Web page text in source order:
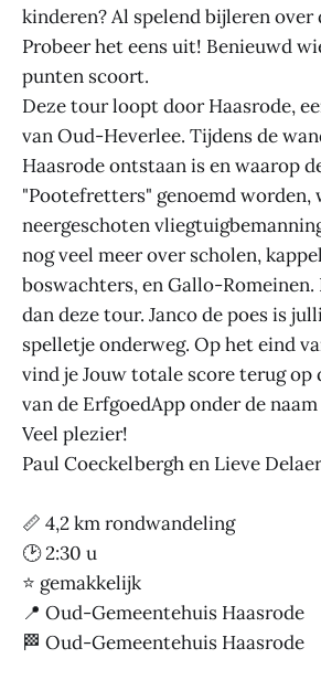
kinderen? Al spelend bijleren over
Probeer het eens uit! Benieuwd
punten scoort.
Deze tour loopt door Haasrode,
van Oud-Heverlee. Tijdens de
Haasrode ontstaan is en waarop
"Pootefretters" genoemd worden,
neergeschoten
nog veel meer over scholen,
boswachters, en Gallo-Romeinen.
dan deze tour. Janco de poes is
spelletje onderweg. Op het eind
vind je Jouw totale score terug op
van de ErfgoedApp onder de
Veel plezier!
Paul Coeckelbergh en Lieve
📏 4,2 km rondwandeling
🕑 2:30 u
⭐ gemakkelijk
📍 Oud-Gemeentehuis Haasrode
🏁 Oud-Gemeentehuis Haasrode